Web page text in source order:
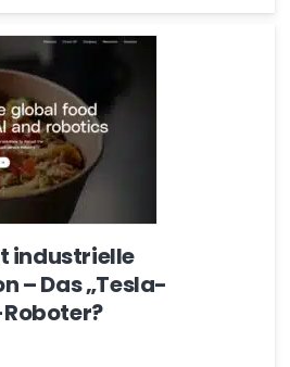
industrielle
– Das „Tesla-